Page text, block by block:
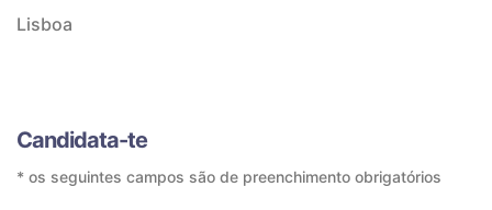
Lisboa
Candidata-te
* os seguintes campos são de preenchimento obrigatórios